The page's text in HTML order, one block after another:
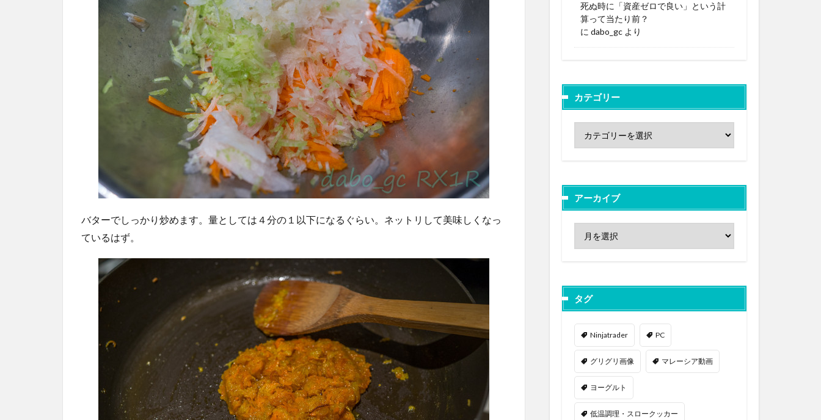
バターでしっかり炒めます。量としては４分の１以下になるぐらい。ネットリして美味しくなっ
ているはず。
死ぬ時に「資産ゼロで良い」という計
算って当たり前？
に dabo_gc より
カテゴリー
アーカイブ
タグ
Ninjatrader PC
グリグリ画像 マレーシア動画
ヨーグルト
低温調理・スロークッカー